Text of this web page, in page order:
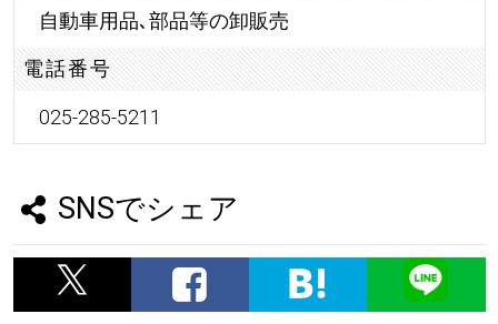
自動車用品､部品等の卸販売
電話番号
025-285-5211
SNSでシェア